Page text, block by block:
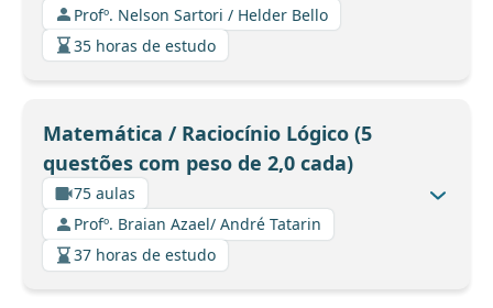
Profº. Nelson Sartori / Helder Bello
35 horas de estudo
Matemática / Raciocínio Lógico (5
questões com peso de 2,0 cada)
75 aulas
Profº. Braian Azael/ André Tatarin
37 horas de estudo